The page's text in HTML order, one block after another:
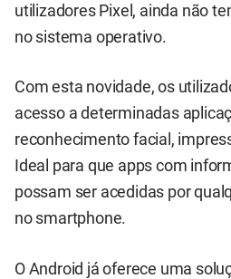
utilizadores Pixel, ainda não
no sistema operativo.
Com esta novidade, os
acesso a determinadas
reconhecimento facial,
Ideal para que apps com
possam ser acedidas por
no smartphone.
O Android já oferece uma